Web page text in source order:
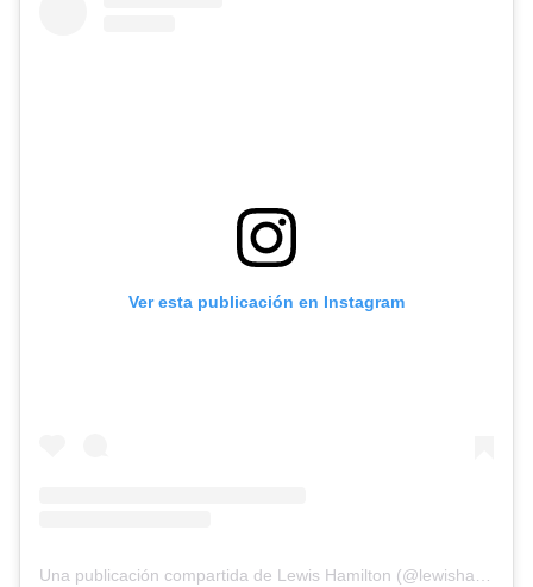
Ver esta publicación en Instagram
Una publicación compartida de Lewis Hamilton (@lewishamilton)